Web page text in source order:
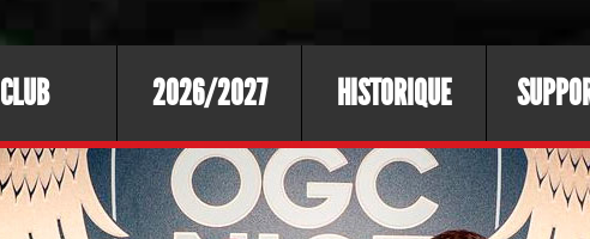
CLUB 2026/2027 HISTORIQUE